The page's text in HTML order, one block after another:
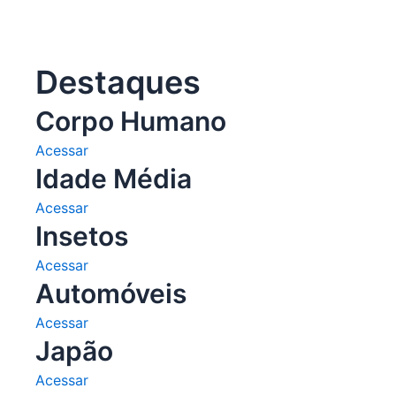
Destaques
Corpo Humano
Acessar
Idade Média
Acessar
Insetos
Acessar
Automóveis
Acessar
Japão
Acessar